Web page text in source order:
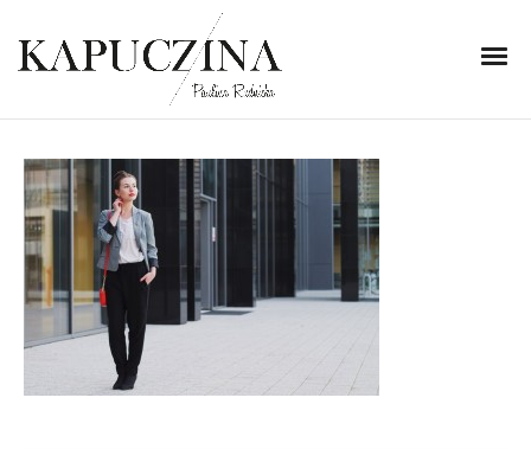
21 listopada 2013
IMG_2162
Written by